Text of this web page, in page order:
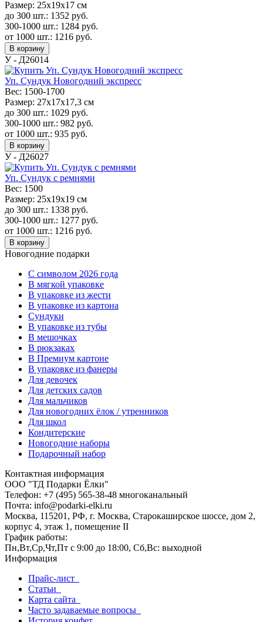
Размер: 25х19х17 см
до 300 шт.: 1352 руб.
300-1000 шт.: 1284 руб.
от 1000 шт.: 1216 руб.
В корзину
У - Д26014
Уп. Сундук Новогодний экспресс
Вес: 1500-1700
Размер: 27х17х17,3 см
до 300 шт.: 1029 руб.
300-1000 шт.: 982 руб.
от 1000 шт.: 935 руб.
В корзину
У - Д26027
Уп. Сундук с ремнями
Вес: 1500
Размер: 25х19х19 см
до 300 шт.: 1338 руб.
300-1000 шт.: 1277 руб.
от 1000 шт.: 1216 руб.
В корзину
Новогодние подарки
C символом 2026 года
В мягкой упаковке
В упаковке из жести
В упаковке из картона
Сундуки
В упаковке из тубы
В мешочках
В рюкзаках
В Премиум картоне
В упаковке из фанеры
Для девочек
Для детских садов
Для мальчиков
Для новогодних ёлок / утренников
Для школ
Кондитерские
Новогодние наборы
Подарочный набор
Контактная информация
ООО "ТД Подарки Ёлки"
Телефон: +7 (495) 565-38-48 многоканальный
Почта: info@podarki-elki.ru
Москва, 115201, РФ, г. Москва, Старокаширское шоссе, дом 2,
корпус 4, этаж 1, помещение II
График работы:
Пн,Вт,Ср,Чт,Пт с 9:00 до 18:00, Сб,Вс: выходной
Информация
Прайс-лист
Статьи
Карта сайта
Часто задаваемые вопросы